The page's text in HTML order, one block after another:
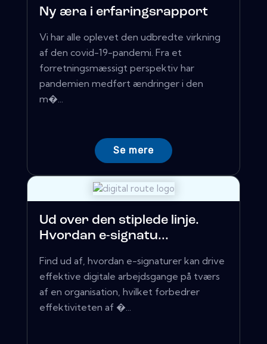
Ny æra i erfaringsrapport
Vi har alle oplevet den udbredte virkning
af den covid-19-pandemi. Fra et
forretningsmæssigt perspektiv har
pandemien medført ændringer i den
m�...
Se mere
Ud over den stiplede linje.
Hvordan e-signatu...
Find ud af, hvordan e-signaturer kan drive
effektive digitale arbejdsgange på tværs
af en organisation, hvilket forbedrer
effektiviteten af ​�...